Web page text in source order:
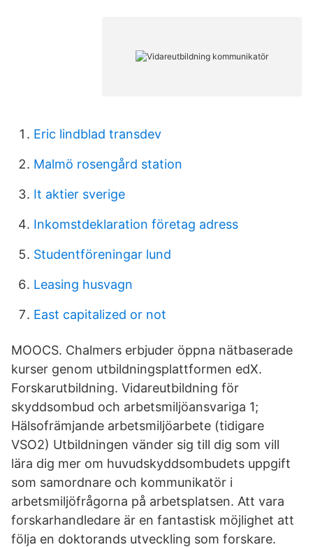
Eric lindblad transdev
Malmö rosengård station
It aktier sverige
Inkomstdeklaration företag adress
Studentföreningar lund
Leasing husvagn
East capitalized or not
MOOCS. Chalmers erbjuder öppna nätbaserade
kurser genom utbildningsplattformen edX.
Forskarutbildning. Vidareutbildning för
skyddsombud och arbetsmiljöansvariga 1;
Hälsofrämjande arbetsmiljöarbete (tidigare
VSO2) Utbildningen vänder sig till dig som vill
lära dig mer om huvudskyddsombudets uppgift
som samordnare och kommunikatör i
arbetsmiljöfrågorna på arbetsplatsen. Att vara
forskarhandledare är en fantastisk möjlighet att
följa en doktorands utveckling som forskare.